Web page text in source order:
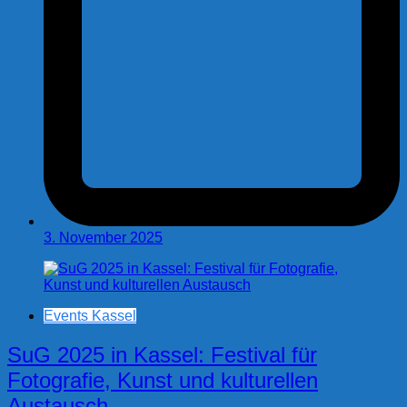
3. November 2025
Events Kassel
SuG 2025 in Kassel: Festival für
Fotografie, Kunst und kulturellen